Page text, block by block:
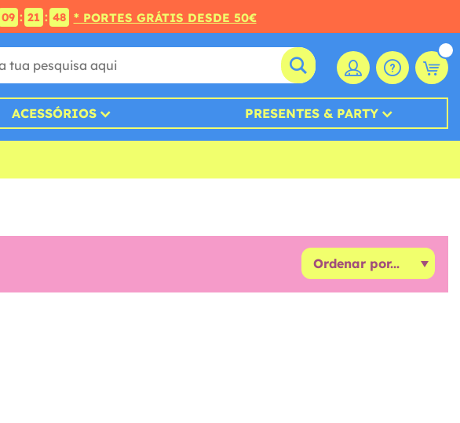
09 : 21 : 48 * PORTES GRÁTIS DESDE 50€
ACESSÓRIOS PRESENTES & PARTY